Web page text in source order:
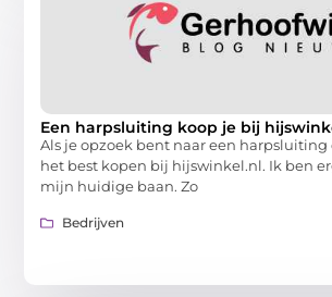
Een harpsluiting koop je bij
Als je opzoek bent naar een
het best kopen bij hijswinkel.nl. Ik ben
mijn huidige baan. Zo
Bedrijven